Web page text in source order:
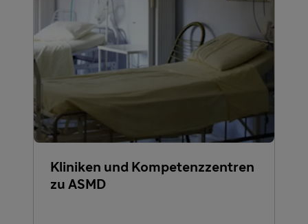
Kliniken und Kompetenzzentren
zu ASMD